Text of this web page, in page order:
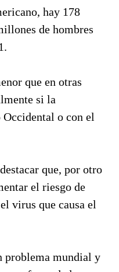
hay 178
de hombres
que en otras
si la
o con el
que, por otro
el riesgo de
virus que causa el
problema mundial y